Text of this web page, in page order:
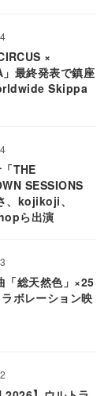
×
最終発表で鎮座
Skippa
THE
SESSIONS
、kojikoji、
ら出演
「総天然色」×25
ボレーション映